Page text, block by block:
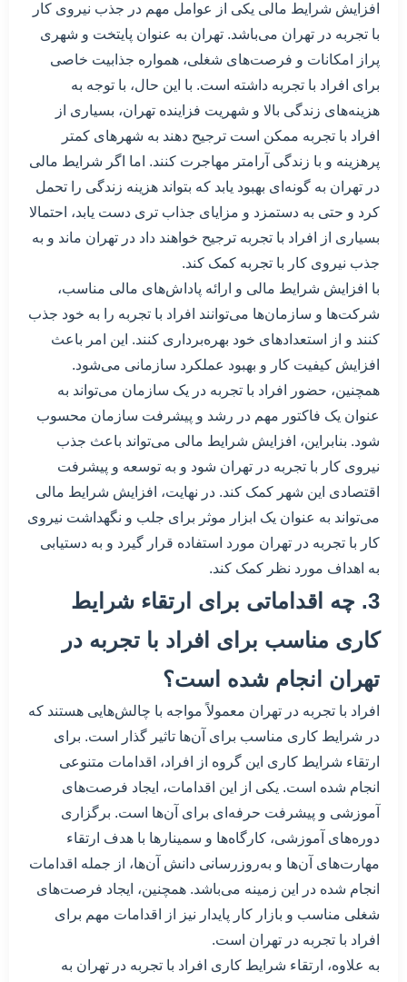
افزایش شرایط مالی یکی از عوامل مهم در جذب نیروی کار
با تجربه در تهران می‌باشد. تهران به عنوان پایتخت و شهری
پراز امکانات و فرصت‌های شغلی، همواره جذابیت خاصی
برای افراد با تجربه داشته است. با این حال، با توجه به
هزینه‌های زندگی بالا و شهریت فزاینده تهران، بسیاری از
افراد با تجربه ممکن است ترجیح دهند به شهرهای کمتر
پرهزینه و با زندگی آرامتر مهاجرت کنند. اما اگر شرایط مالی
در تهران به گونه‌ای بهبود یابد که بتواند هزینه زندگی را تحمل
کرد و حتی به دستمزد و مزایای جذاب تری دست یابد، احتمالا
بسیاری از افراد با تجربه ترجیح خواهند داد در تهران ماند و به
جذب نیروی کار با تجربه کمک کند.
با افزایش شرایط مالی و ارائه پاداش‌های مالی مناسب،
شرکت‌ها و سازمان‌ها می‌توانند افراد با تجربه را به خود جذب
کنند و از استعدادهای خود بهره‌برداری کنند. این امر باعث
افزایش کیفیت کار و بهبود عملکرد سازمانی می‌شود.
همچنین، حضور افراد با تجربه در یک سازمان می‌تواند به
عنوان یک فاکتور مهم در رشد و پیشرفت سازمان محسوب
شود. بنابراین، افزایش شرایط مالی می‌تواند باعث جذب
نیروی کار با تجربه در تهران شود و به توسعه و پیشرفت
اقتصادی این شهر کمک کند. در نهایت، افزایش شرایط مالی
می‌تواند به عنوان یک ابزار موثر برای جلب و نگهداشت نیروی
کار با تجربه در تهران مورد استفاده قرار گیرد و به دستیابی
به اهداف مورد نظر کمک کند.
3. چه اقداماتی برای ارتقاء شرایط
کاری مناسب برای افراد با تجربه در
تهران انجام شده است؟
افراد با تجربه در تهران معمولاً مواجه با چالش‌هایی هستند که
در شرایط کاری مناسب برای آن‌ها تاثیر گذار است. برای
ارتقاء شرایط کاری این گروه از افراد، اقدامات متنوعی
انجام شده است. یکی از این اقدامات، ایجاد فرصت‌های
آموزشی و پیشرفت حرفه‌ای برای آن‌ها است. برگزاری
دوره‌های آموزشی، کارگاه‌ها و سمینارها با هدف ارتقاء
مهارت‌های آن‌ها و به‌روزرسانی دانش آن‌ها، از جمله اقدامات
انجام شده در این زمینه می‌باشد. همچنین، ایجاد فرصت‌های
شغلی مناسب و بازار کار پایدار نیز از اقدامات مهم برای
افراد با تجربه در تهران است.
به علاوه، ارتقاء شرایط کاری افراد با تجربه در تهران به